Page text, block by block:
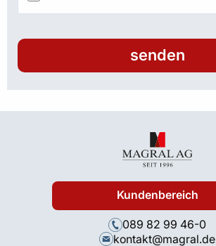
senden
Kundenbereich
089 82 99 46-0
kontakt@magral.de